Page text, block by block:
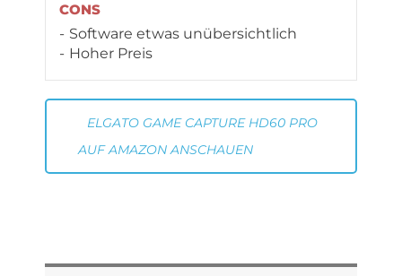
CONS
Software etwas unübersichtlich
Hoher Preis
ELGATO GAME CAPTURE HD60 PRO
AUF AMAZON ANSCHAUEN